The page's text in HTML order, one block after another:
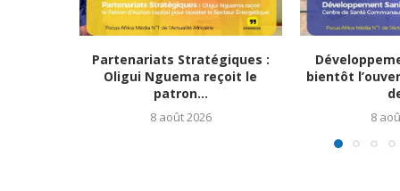
Partenariats Stratégiques :
Oligui Nguema reçoit le
patron...
8 août 2026
bientôt
8